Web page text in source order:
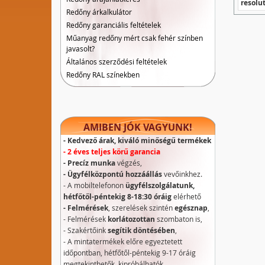
Redőny árkalkulátor
Redőny garanciális feltételek
Műanyag redőny mért csak fehér színben
javasolt?
Általános szerződési feltételek
Redőny RAL színekben
AMIBEN JÓK VAGYUNK!
- Kedvező árak, kiváló minőségű termékek
- 2 éves teljes körű garancia
- Precíz munkavégzés,
- Ügyfélközpontú hozzáállásvevőinkhez.
- A mobiltelefonon ügyfélszolgálatunk,
hétfőtől-péntekig 8-18:30 óráigelérhető
- Felmérések , szerelések szinténegésznap
- Felmérések korlátozottan szombaton is,
- Szakértőinksegítik döntésében
- A mintatermékek előre egyeztetett
időpontban, hétfőtől-péntekig 9-17 óráig